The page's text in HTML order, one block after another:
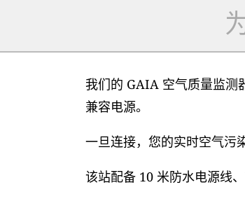
我们的 GAIA 空气质量监测
兼容电源。
一旦连接，您的实时空气污
该站配备 10 米防水电源线